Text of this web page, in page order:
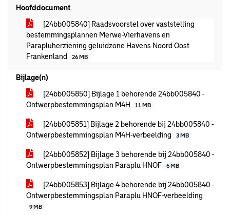
Hoofddocument
[24bb005840] Raadsvoorstel over vaststelling
bestemmingsplannen Merwe-Vierhavens en
Parapluherziening geluidzone Havens Noord Oost
Frankenland
26 MB
Bijlage(n)
[24bb005850] Bijlage 1 behorende 24bb005840 -
Ontwerpbestemmingsplan M4H
11 MB
[24bb005851] Bijlage 2 behorende bij 24bb005840 -
Ontwerpbestemmingsplan M4H-verbeelding
3 MB
[24bb005852] Bijlage 3 behorende bij 24bb005840 -
Ontwerpbestemmingsplan Paraplu HNOF
6 MB
[24bb005853] Bijlage 4 behorende bij 24bb005840 -
Ontwerpbestemmingsplan Paraplu HNOF-verbeelding
9 MB